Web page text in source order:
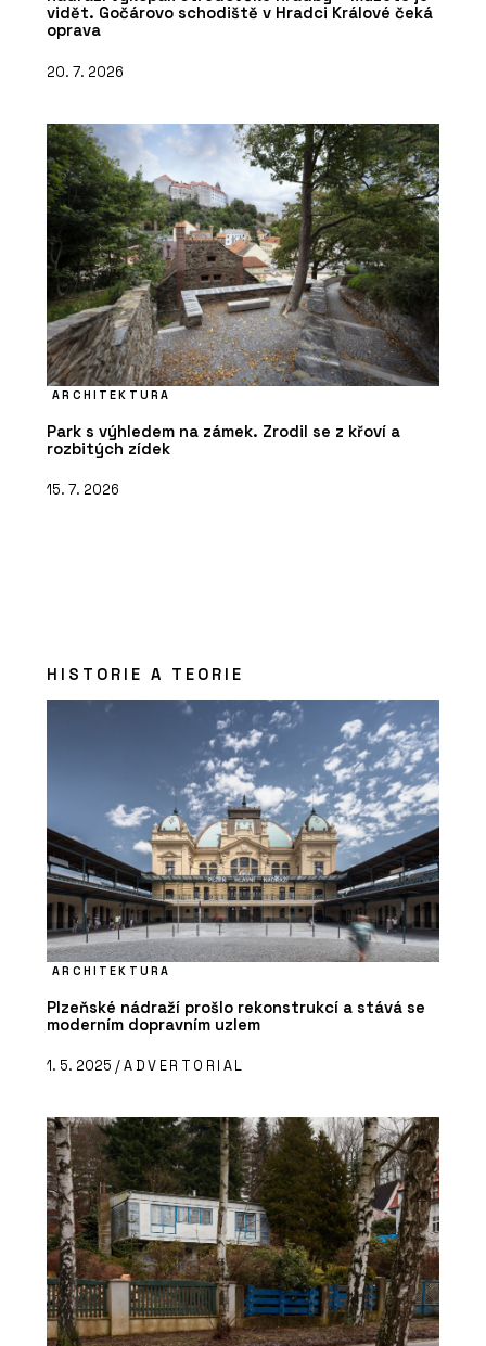
vidět. Gočárovo schodiště v Hradci Králové čeká
oprava
20. 7. 2026
ARCHITEKTURA
Park s výhledem na zámek. Zrodil se z křoví a
rozbitých zídek
15. 7. 2026
HISTORIE A TEORIE
ARCHITEKTURA
Plzeňské nádraží prošlo rekonstrukcí a stává se
moderním dopravním uzlem
1. 5. 2025 /ADVERTORIAL